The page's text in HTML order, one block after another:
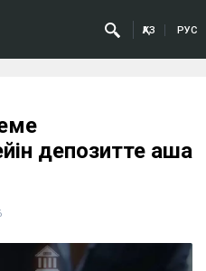
ҚАЗ РУС
депозитте ақша